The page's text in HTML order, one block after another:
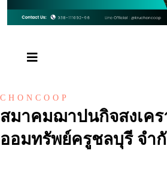
CHONCOOP
สมาคมฌาปนกิจสงเค
ออมทรัพย์ครูชลบุรี จำ